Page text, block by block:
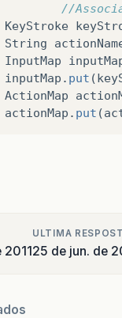
//
KeyStroke
String
InputMap
inputMap . put (
ActionMap
actionMap . put (
2011
ULTIMA
25 de jun. de